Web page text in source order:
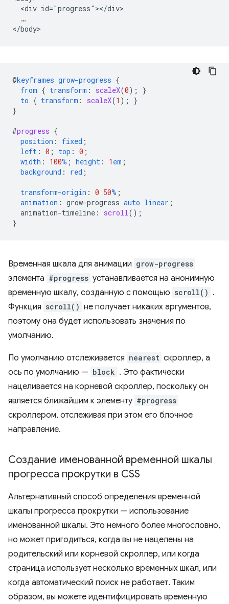
  <div id="progress"></div>
  …
@keyframes grow-progress {
from { transform : scaleX(0);
}
to { transform : scaleX(1 );
}
}
#progress {
position : fixed ;
left : 0 ; top : 0 ;
width : 100% ; height : 1 em ;
background : red ;
transform-origin : 0 50% ;
animation : grow-progress auto linear ;
animation-timeline : scroll();
}
Временная шкала для анимации grow-progress
элемента #progress устанавливается на анонимную
временную шкалу, созданную с помощью scroll() .
Функция scroll() не получает никаких аргументов,
поэтому она будет использовать значения по
умолчанию.
По умолчанию отслеживается nearest скроллер, а
ось по умолчанию — block . Это фактически
нацеливается на корневой скроллер, поскольку он
является ближайшим к элементу #progress
скроллером, отслеживая при этом его блочное
направление.
Создание именованной временной шкалы
прогресса прокрутки в CSS
Альтернативный способ определения временной
шкалы прогресса прокрутки — использование
именованной шкалы. Это немного более многословно,
но может пригодиться, когда вы не нацелены на
родительский или корневой скроллер, или когда
страница использует несколько временных шкал, или
когда автоматический поиск не работает. Таким
образом, вы можете идентифицировать временную